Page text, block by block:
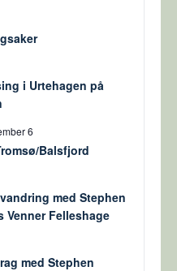
i Urtehagen på
6
Balsfjord
med Stephen
Venner Felleshage
med Stephen